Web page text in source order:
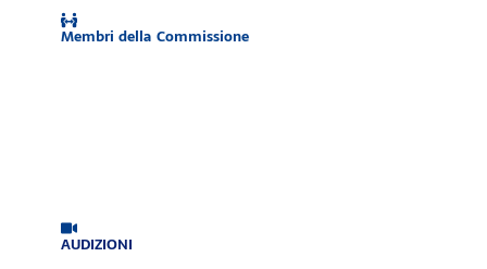
Membri della Commissione
AUDIZIONI